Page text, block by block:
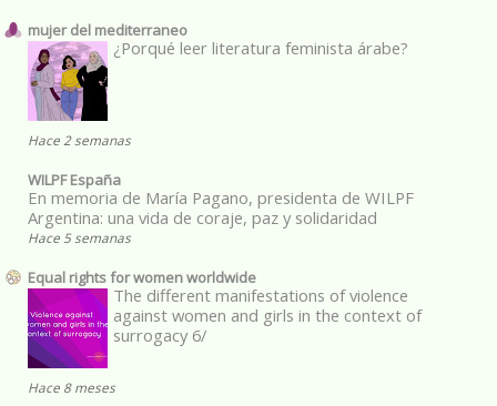
mujer del mediterraneo
¿Porqué leer literatura feminista árabe?
Hace 2 semanas
WILPF España
En memoria de María Pagano, presidenta de WILPF
Argentina: una vida de coraje, paz y solidaridad
Hace 5 semanas
Equal rights for women worldwide
The different manifestations of violence
against women and girls in the context of
surrogacy 6/
Hace 8 meses